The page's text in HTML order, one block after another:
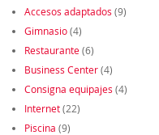
Accesos adaptados (9)
Gimnasio(4)
Restaurante(6)
Business Center(4)
Consigna equipajes (4)
Internet(22)
Piscina (9)